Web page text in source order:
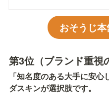
おそうじ
第3位（ブランド重視
「知名度のある大手に安
ダスキンが選択肢です。